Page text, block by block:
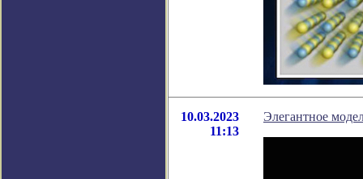
10.03.2023
11:13
Элегантное